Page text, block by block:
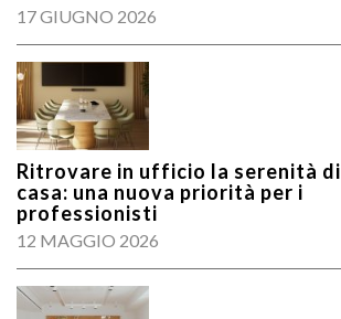
17 GIUGNO 2026
Ritrovare in ufficio la serenità di
casa: una nuova priorità per i
professionisti
12 MAGGIO 2026